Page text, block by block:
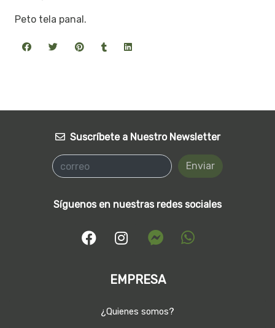
Peto tela panal.
Suscríbete a Nuestro Newsletter
Enviar
Síguenos en nuestras redes sociales
EMPRESA
¿Quienes somos?